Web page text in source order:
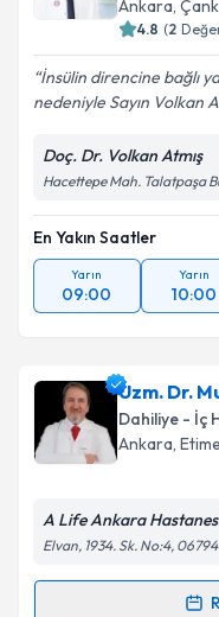
Ankara,
4.8 (2
İnsülin direncine bağlı
nedeniyle Sayın Volkan
Doç. Dr. Volkan Atmış
Hacettepe Mah. Talatpaşa
En Yakın Saatler
Yarın
09:00
Yarın
10:00
Uzm. Dr.
Dahiliye - İç
Ankara,
A Life Ankara
Elvan, 1934. Sk. No:4, 06794